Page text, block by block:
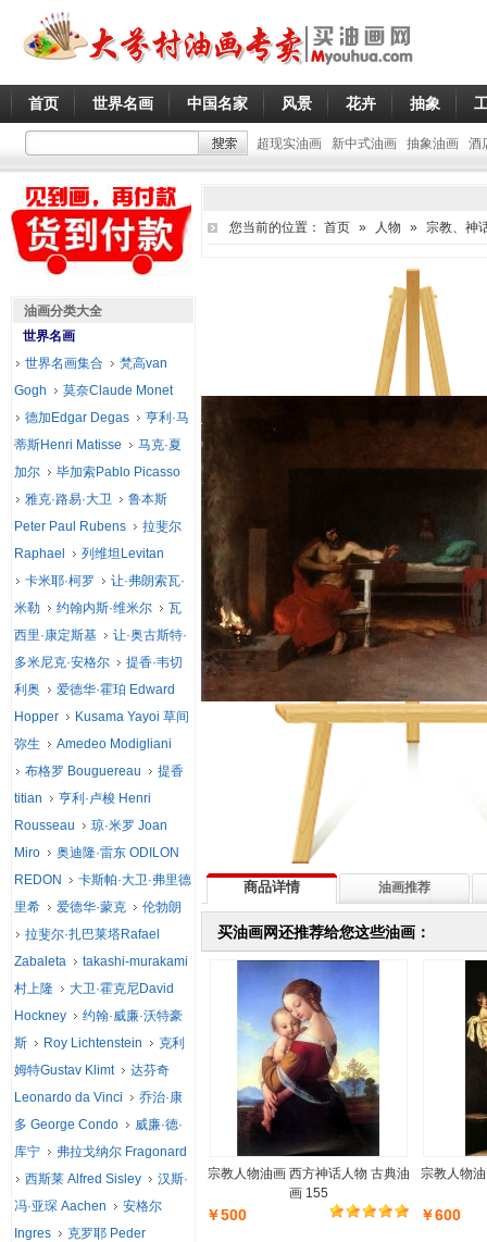
首页 世界名画 中国名家 风景 花卉 抽象
超现实油画 新中式油画 抽象油画 酒
您当前的位置： 首页 » 人物 » 宗教、神
商品详情 油画推荐
买油画网还推荐给您这些油画：
宗教人物油画 西方神话人物 古典油
画 155
￥500
宗教人物
￥600
油画分类大全
世界名画
世界名画集合
梵高van
Gogh
莫奈Claude Monet
德加Edgar Degas
亨利·马
蒂斯Henri Matisse
马克·夏
加尔
毕加索Pablo Picasso
雅克·路易·大卫
鲁本斯
Peter Paul Rubens
拉斐尔
Raphael
列维坦Levitan
卡米耶·柯罗
让·弗朗索瓦·
米勒
约翰内斯·维米尔
瓦
西里·康定斯基
让·奥古斯特·
多米尼克·安格尔
提香·韦切
利奥
爱德华·霍珀 Edward
Hopper
Kusama Yayoi 草间
弥生
Amedeo Modigliani
布格罗 Bouguereau
提香
titian
亨利·卢梭 Henri
Rousseau
琼·米罗 Joan
Miro
奥迪隆·雷东 ODILON
REDON
卡斯帕·大卫·弗里德
里希
爱德华·蒙克
伦勃朗
拉斐尔·扎巴莱塔Rafael
Zabaleta
takashi-murakami
村上隆
大卫·霍克尼David
Hockney
约翰·威廉·沃特豪
斯
Roy Lichtenstein
克利
姆特Gustav Klimt
达芬奇
Leonardo da Vinci
乔治·康
多 George Condo
威廉·德·
库宁
弗拉戈纳尔 Fragonard
西斯莱 Alfred Sisley
汉斯·
冯·亚琛 Aachen
安格尔
Ingres
克罗耶 Peder